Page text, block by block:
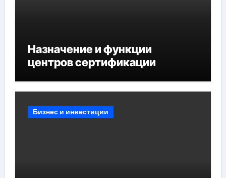
Назначение и функции
центров сертификации
Бизнес и инвестиции